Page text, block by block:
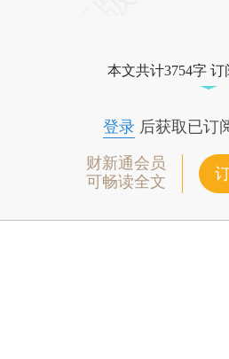
本文共计3754字
登录后获取已订
财新通会员
可畅读全文